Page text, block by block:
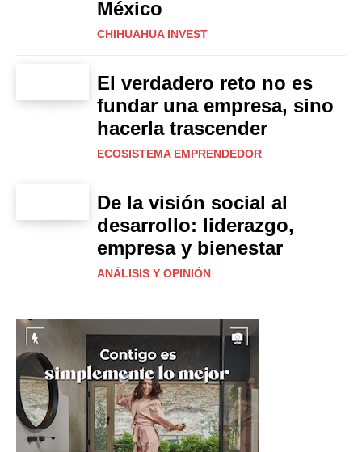
México
CHIHUAHUA INVEST
El verdadero reto no es
fundar una empresa, sino
hacerla trascender
ECOSISTEMA EMPRENDEDOR
De la visión social al
desarrollo: liderazgo,
empresa y bienestar
ANÁLISIS Y OPINIÓN